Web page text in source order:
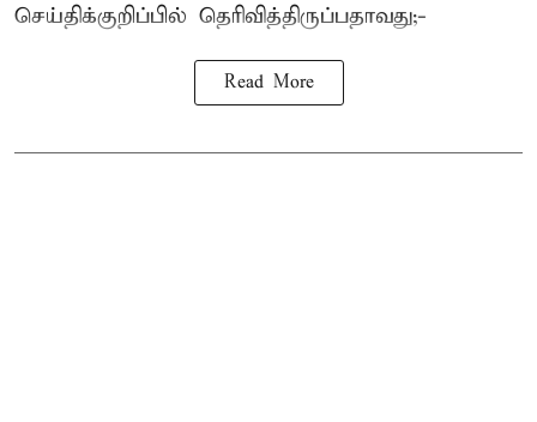
செய்திக்குறிப்பில் தெரிவித்திருப்பதாவது;-
Read More